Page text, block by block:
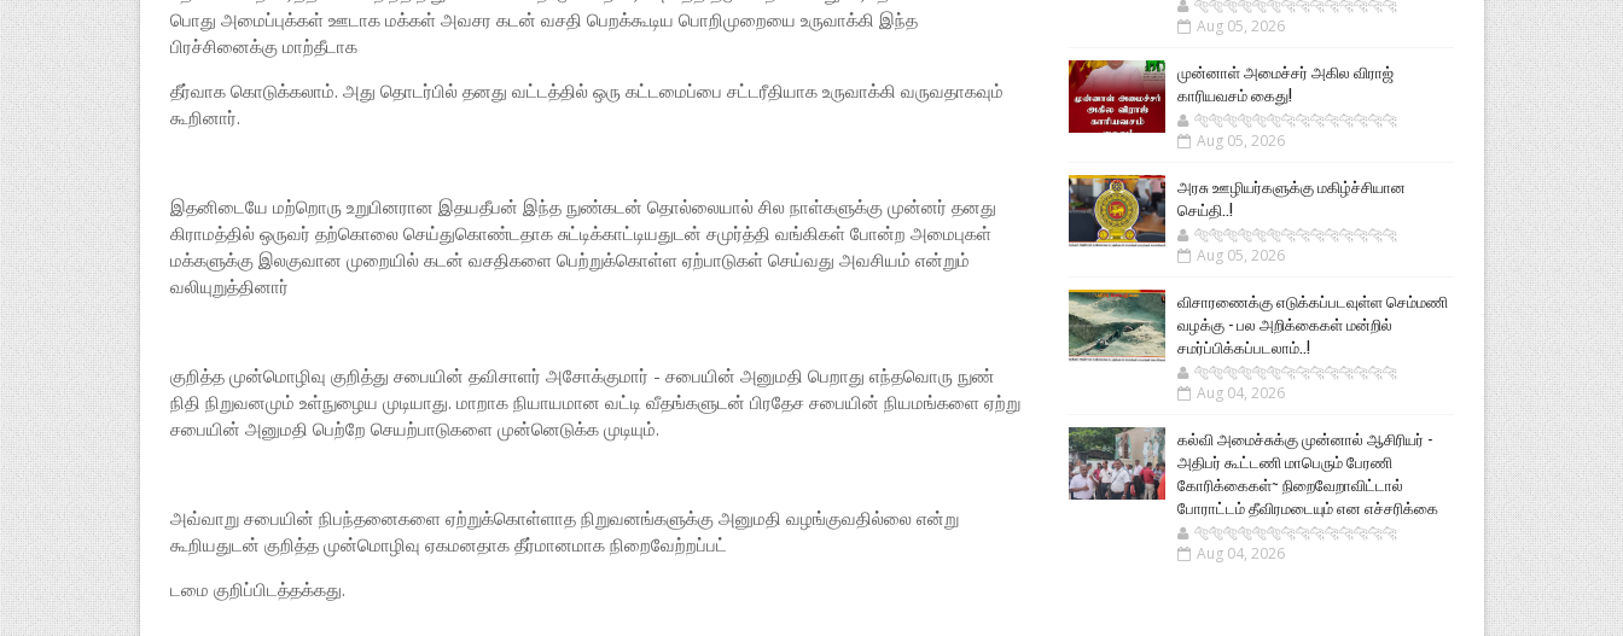
பொது அமைப்புக்கள் ஊடாக மக்கள் அவசர கடன் வசதி பெறக்கூடிய பொறிமுறையை உருவாக்கி இந்த
பிரச்சினைக்கு மாற்தீடாக
தீர்வாக கொடுக்கலாம். அது தொடர்பில் தனது வட்டத்தில் ஒரு கட்டமைப்பை சட்டரீதியாக உருவாக்கி வருவதாகவும்
கூறினார்.
இதனிடையே மற்றொரு உறுபினரான இதயதீபன் இந்த நுண்கடன் தொல்லையால் சில நாள்களுக்கு முன்னர் தனது
கிராமத்தில் ஒருவர் தற்கொலை செய்துகொண்டதாக சுட்டிக்காட்டியதுடன் சமுர்த்தி வங்கிகள் போன்ற அமைபுகள்
மக்களுக்கு இலகுவான முறையில் கடன் வசதிகளை பெற்றுக்கொள்ள ஏற்பாடுகள் செய்வது அவசியம் என்றும்
வலியுறுத்தினார்
குறித்த முன்மொழிவு குறித்து சபையின் தவிசாளர் அசோக்குமார் - சபையின் அனுமதி பெறாது எந்தவொரு நுண்
நிதி நிறுவனமும் உள்நுழைய முடியாது. மாறாக நியாயமான வட்டி வீதங்களுடன் பிரதேச சபையின் நியமங்களை ஏற்று
சபையின் அனுமதி பெற்றே செயற்பாடுகளை முன்னெடுக்க முடியும்.
அவ்வாறு சபையின் நிபந்தனைகளை ஏற்றுக்கொள்ளாத நிறுவனங்களுக்கு அனுமதி வழங்குவதில்லை என்று
கூறியதுடன் குறித்த முன்மொழிவு ஏகமனதாக தீர்மானமாக நிறைவேற்றப்பட்
டமை குறிப்பிடத்தக்கது.
ரோலெக்ஸ் திரைப்படம் எப்போது? -
நடிகர் சூர்யா அதிரடி பதில் இயக்குநர்
லோகேஷ் கனகராஜ் இயக்கத்தில்
திரைப்படம் எப்போது தொடங்கும்
என்பது குறித்து நடிகர் சூர்யா
சுவாரஸ்யமான பதிலளித்துள்ளார்.
🐅🐅🐅🐅🐅🐅🐆🐆🐆🐆🐆🐆🐆🐆
Aug 05, 2026
முன்னாள் அமைச்சர் அகில விராஜ்
காரியவசம் கைது!
🐅🐅🐅🐅🐅🐅🐆🐆🐆🐆🐆🐆🐆🐆
Aug 05, 2026
அரசு ஊழியர்களுக்கு மகிழ்ச்சியான
செய்தி..!
🐅🐅🐅🐅🐅🐅🐆🐆🐆🐆🐆🐆🐆🐆
Aug 05, 2026
விசாரணைக்கு எடுக்கப்படவுள்ள செம்மணி
வழக்கு - பல அறிக்கைகள் மன்றில்
சமர்ப்பிக்கப்படலாம்..!
🐅🐅🐅🐅🐅🐅🐆🐆🐆🐆🐆🐆🐆🐆
Aug 04, 2026
கல்வி அமைச்சுக்கு முன்னால் ஆசிரியர் -
அதிபர் கூட்டணி மாபெரும் பேரணி
கோரிக்கைகள்~ நிறைவேறாவிட்டால்
போராட்டம் தீவிரமடையும் என எச்சரிக்கை
🐅🐅🐅🐅🐅🐅🐆🐆🐆🐆🐆🐆🐆🐆
Aug 04, 2026